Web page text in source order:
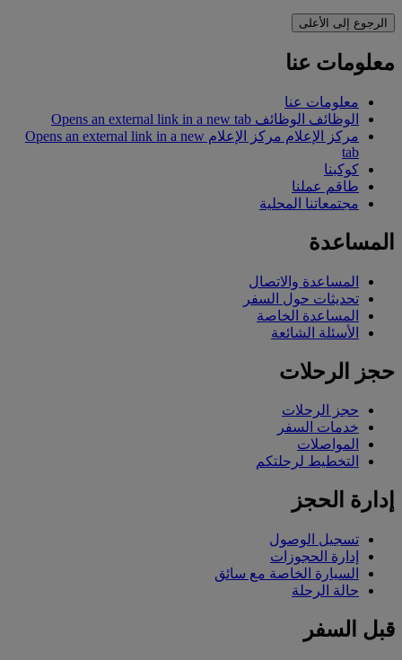
الرجوع إلى الأعلى
معلومات عنا
معلومات عنا
الوظائف الوظائف Opens an external link in a new tab
مركز الإعلام
مركز الإعلام Opens an external link in a new
tab
كوكبنا
طاقم عملنا
مجتمعاتنا المحلية
المساعدة
المساعدة والاتصال
تحديثات حول السفر
المساعدة الخاصة
الأسئلة الشائعة
حجز الرحلات
حجز الرحلات
خدمات السفر
المواصلات
التخطيط لرحلتكم
إدارة الحجز
تسجيل الوصول
إدارة الحجوزات
السيارة الخاصة مع سائق
حالة الرحلة
قبل السفر